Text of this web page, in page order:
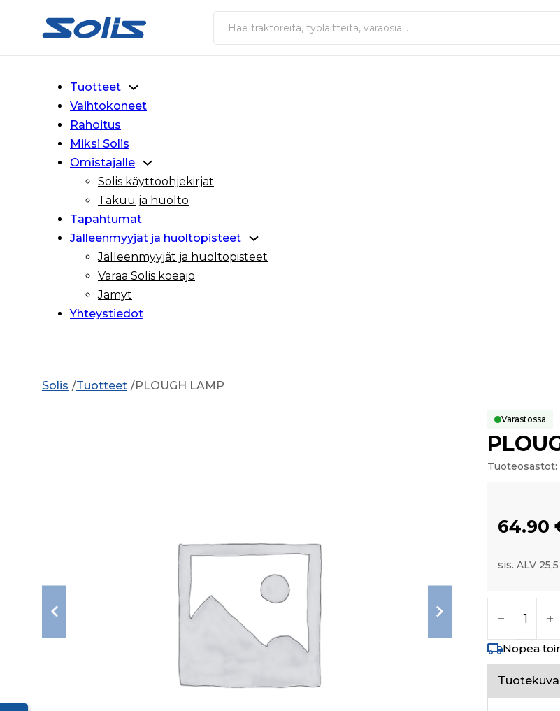
Siirry pääsisältöön
Siirry alatunnisteeseen
Haku
Tuotteet
Vaihtokoneet
Rahoitus
Miksi Solis
Omistajalle
Solis käyttöohjekirjat
Takuu ja huolto
Tapahtumat
Jälleenmyyjät ja huoltopisteet
Jälleenmyyjät ja huoltopisteet
Varaa Solis koeajo
Jämyt
Yhteystiedot
Solis Tuotteet PLOUGH LAMP
Varastossa
Tuoteosastot:
64.90
sis. ALV 25,5
Nopea